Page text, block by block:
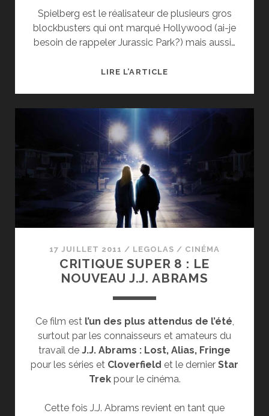
Spielberg est le réalisateur de plusieurs gros
blockbusters qui ont marqué Hollywood (ai-je
besoin de rappeler Jurassic Park?) mais aussi…
LIRE L’ARTICLE[CRITIQUE
PLAYER
ONE
17 JUILLET 2011 / LEGOLAS / CINÉMA
CRITIQUE SUPER 8 : LE
NOUVEAU J.J. ABRAMS
Ce film est l’un des plus attendus de l’été,
surtout par les connaisseurs et amateurs du
travail de J.J. Abrams : Lost, Alias, Fringe
pour les séries et Cloverfield et le dernier Star
Trekpour le cinéma.
Cette fois J.J. Abrams revient en tant que